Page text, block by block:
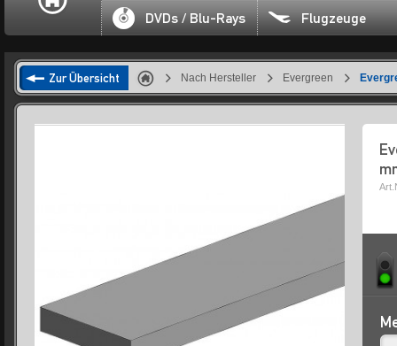
DVDs / Blu-Rays Flugzeuge
Zur Übersicht Nach Hersteller Evergreen